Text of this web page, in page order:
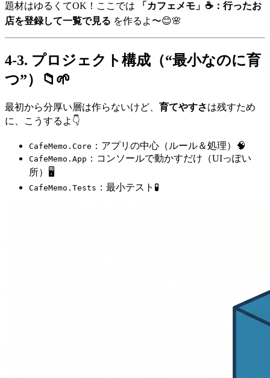
題材はゆるくてOK！ここでは
「カフェメモ」☕：行ったお
店を登録して一覧で見る を作るよ〜😊🌸
4-3. プロジェクト構成（“最小なのに育
つ”）📁🌱
最初から分厚い層は作らないけど、 育てやすさは残すため
に、こうするよ👇
CafeMemo.Core ：アプリの中心（ルール＆処理）🧠
CafeMemo.App ：コンソールで動かすだけ（UIっぽい
所）🖥️
CafeMemo.Tests ：最小テスト🧪